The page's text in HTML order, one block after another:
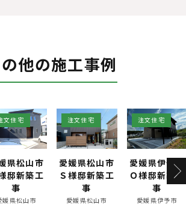
他の施工事例
文住宅
県松山市
邸新築工
事
媛県松山市
注文住宅
愛媛県松山市
Ｓ様邸新築工
事
愛媛県松山市
注文住宅
愛媛県伊予市
Ｏ様邸新築工
事
愛媛県伊予市